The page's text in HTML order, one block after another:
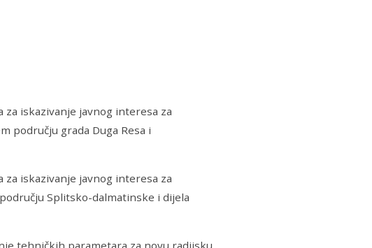
iskazivanje javnog interesa za
području grada Duga Resa i
iskazivanje javnog interesa za
Splitsko-dalmatinske i dijela